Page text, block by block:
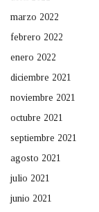
marzo 2022
febrero 2022
enero 2022
diciembre 2021
noviembre 2021
octubre 2021
septiembre 2021
agosto 2021
julio 2021
junio 2021